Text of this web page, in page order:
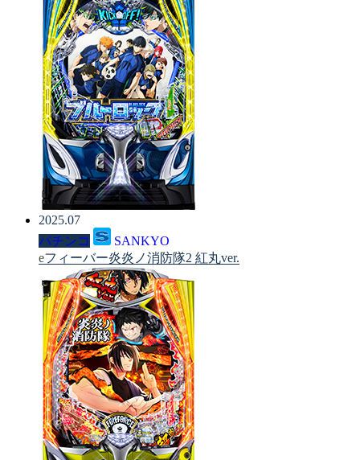
2025.07
パチンコ
SANKYO
eフィーバー炎炎ノ消防隊2 紅丸ver.